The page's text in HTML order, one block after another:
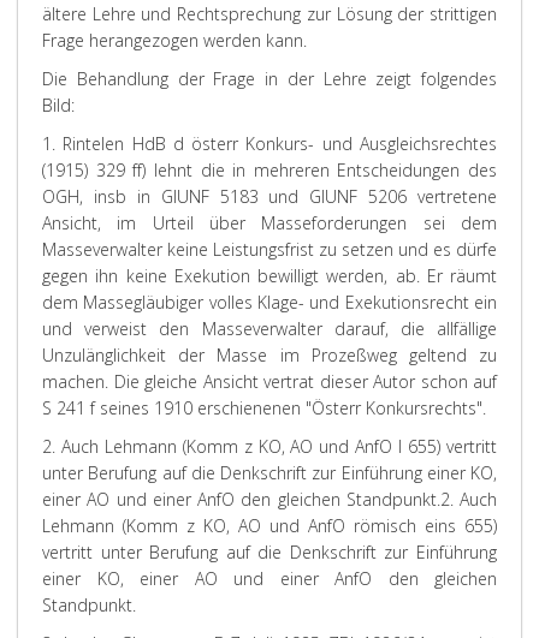
ältere Lehre und Rechtsprechung zur Lösung der strittigen
Frage herangezogen werden kann.
Die Behandlung der Frage in der Lehre zeigt folgendes
Bild:
1. Rintelen HdB d österr Konkurs- und Ausgleichsrechtes
(1915) 329 ff) lehnt die in mehreren Entscheidungen des
OGH, insb in GlUNF 5183 und GlUNF 5206 vertretene
Ansicht, im Urteil über Masseforderungen sei dem
Masseverwalter keine Leistungsfrist zu setzen und es dürfe
gegen ihn keine Exekution bewilligt werden, ab. Er räumt
dem Massegläubiger volles Klage- und Exekutionsrecht ein
und verweist den Masseverwalter darauf, die allfällige
Unzulänglichkeit der Masse im Prozeßweg geltend zu
machen. Die gleiche Ansicht vertrat dieser Autor schon auf
S 241 f seines 1910 erschienenen "Österr Konkursrechts".
2. Auch Lehmann (Komm z KO, AO und AnfO I 655) vertritt
unter Berufung auf die Denkschrift zur Einführung einer KO,
einer AO und einer AnfO den gleichen Standpunkt.2. Auch
Lehmann (Komm z KO, AO und AnfO römisch eins 655)
vertritt unter Berufung auf die Denkschrift zur Einführung
einer KO, einer AO und einer AnfO den gleichen
Standpunkt.